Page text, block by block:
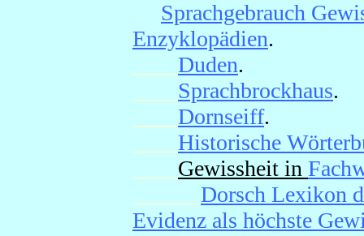
Sprachgebrauch
Enzyklopädien.
Duden.
Sprachbrockhaus.
Dornseiff.
Historische
Gewissheit in
Dorsch Lexikon
Evidenz als höchste